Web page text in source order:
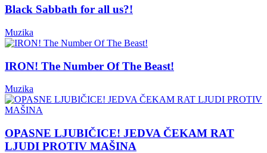
Black Sabbath for all us?!
Muzika
IRON! The Number Of The Beast!
Muzika
OPASNE LJUBIČICE! JEDVA ČEKAM RAT
LJUDI PROTIV MAŠINA